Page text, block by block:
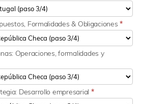
Formalidades & Obligaciones*
Operaciones, formalidades y
Desarrollo empresarial *